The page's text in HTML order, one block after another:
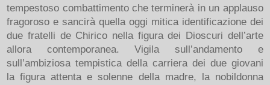
tempestoso combattimento che terminerà in un applauso
fragoroso e sancirà quella oggi mitica identificazione dei
due fratelli de Chirico nella figura dei Dioscuri dell’arte
allora contemporanea. Vigila sull’andamento e
sull’ambiziosa tempistica della carriera dei due giovani
la figura attenta e solenne della madre, la nobildonna